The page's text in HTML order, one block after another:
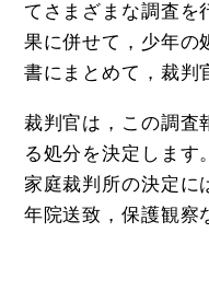
てさまざまな調査を
果に併せて，少年の
書にまとめて，裁判
裁判官は，この調査
る処分を決定します。
家庭裁判所の決定に
年院送致，保護観察